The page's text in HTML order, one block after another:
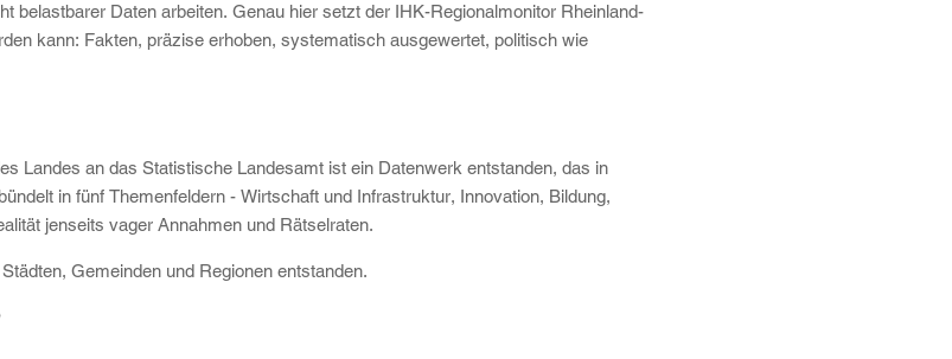
belastbarer Daten arbeiten. Genau hier setzt der IHK-Regionalmonitor Rheinland-
kann: Fakten, präzise erhoben, systematisch ausgewertet, politisch wie
Landes an das Statistische Landesamt ist ein Datenwerk entstanden, das in
in fünf Themenfeldern - Wirtschaft und Infrastruktur, Innovation, Bildung,
jenseits vager Annahmen und Rätselraten.
Gemeinden und Regionen entstanden.